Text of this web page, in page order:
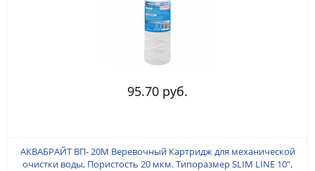
95.70 руб.
АКВАБРАЙТ ВП- 20M Веревочный Картридж для механической
очистки воды, Пористость 20 мкм. Типоразмер SLIM LINE 10",